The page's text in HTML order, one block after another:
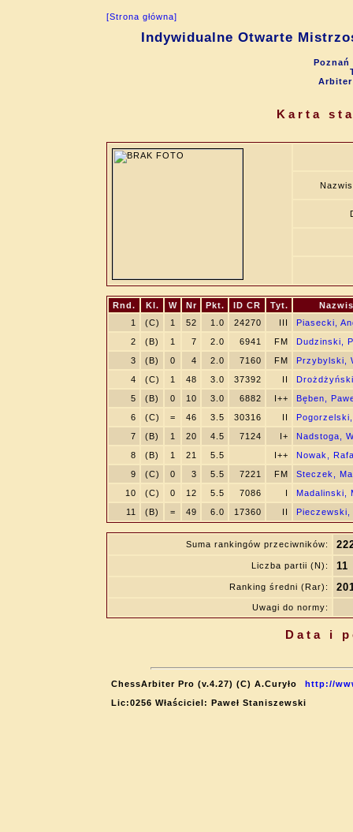
[Strona główna]
Indywidualne Otwarte
Poznań
Karta
Rnd. Kl. W Nr Pkt. ID CR Tyt.
1
(C) 1 52 1.0 24270 III
Piasecki,
2
(B) 1 7 2.0 6941 FM
Dudzinski,
3
(B) 0 4 2.0 7160 FM
Przybylski,
4
(C) 1 48 3.0 37392 II
5
(B) 0 10 3.0 6882 I++
Bęben,
6
(C) = 46 3.5 30316 II
7
(B) 1 20 4.5 7124 I+
Nadstoga,
8
(B) 1 21 5.5 I++
Nowak,
9
(C) 0 3 5.5 7221 FM
Steczek,
10
(C) 0 12 5.5 7086 I
Madalinski,
11
(B) = 49 6.0 17360 II Pieczewski,
Suma rankingów przeciwników:
Liczba partii (N): 11
Ranking średni (Rar):
Uwagi do normy:
Data i
ChessArbiter Pro (v.4.27) (C) A.Curyło
http://
Lic:0256 Właściciel: Paweł Staniszewski